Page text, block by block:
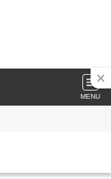
MENU